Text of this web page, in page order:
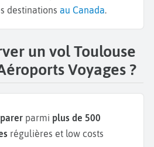
destinations au Canada.
un vol Toulouse
Voyages ?
parmi plus de 500
régulières et low costs